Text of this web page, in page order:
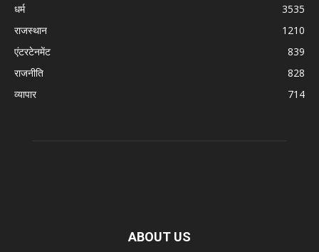
धर्म
3535
राजस्थान
1210
एंटरटेनमेंट
839
राजनीति
828
व्यापार
714
ABOUT US